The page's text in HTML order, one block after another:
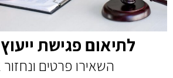
לתיאום פגישת
השאירו פרטים